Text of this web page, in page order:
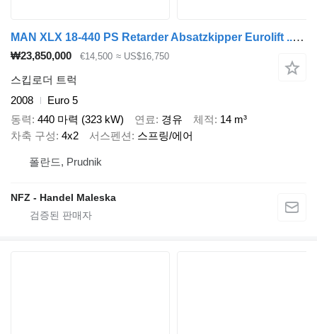
MAN XLX 18-440 PS Retarder Absatzkipper Eurolift ..ZAMIANA .. Daf 46
₩23,850,000 €14,500 ≈ US$16,750
스킵로더 트럭
2008
Euro 5
동력 440 마력 (323 kW) 연료 경유 체적
14 m³
차축 구성 4x2 서스펜션 스프링/에어
폴란드, Prudnik
NFZ - Handel Maleska